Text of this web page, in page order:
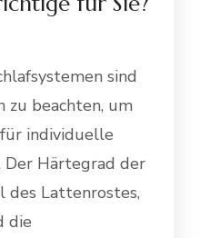
sind
zu beachten, um
individuelle
Der Härtegrad der
des Lattenrostes,
die